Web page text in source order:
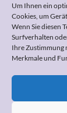
Um Ihnen ein
Cookies, um
Wenn Sie diesen
Surfverhalten
Ihre Zustimmung
Merkmale und
„Hart
Alzheimer.
Weitere
Stiller